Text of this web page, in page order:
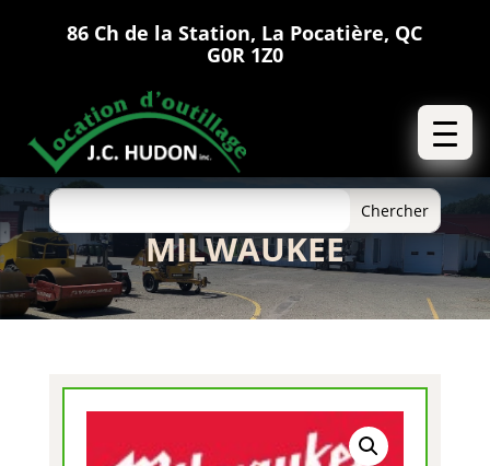
86 Ch de la Station, La Pocatière, QC
G0R 1Z0
MILWAUKEE